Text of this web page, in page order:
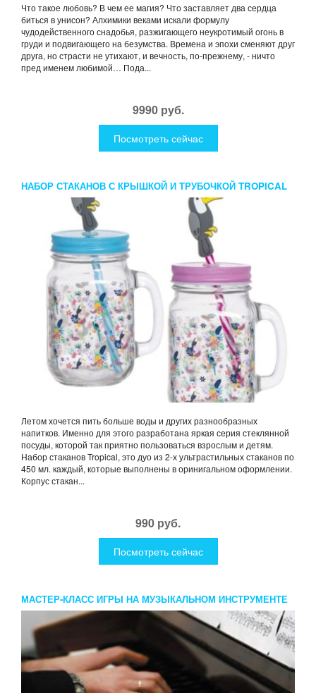
Что такое любовь? В чем ее магия? Что заставляет два сердца
биться в унисон? Алхимики веками искали формулу
чудодейственного снадобья, разжигающего неукротимый огонь в
груди и подвигающего на безумства. Времена и эпохи сменяют друг
друга, но страсти не утихают, и вечность, по-прежнему, - ничто
пред именем любимой… Пода...
9990 руб.
Посмотреть сейчас
НАБОР СТАКАНОВ С КРЫШКОЙ И ТРУБОЧКОЙ TROPICAL
Летом хочется пить больше воды и других разнообразных
напитков. Именно для этого разработана яркая серия стеклянной
посуды, которой так приятно пользоваться взрослым и детям.
Набор стаканов Tropical, это дуо из 2-х ультрастильных стаканов по
450 мл. каждый, которые выполнены в оринигальном оформлении.
Корпус стакан...
990 руб.
Посмотреть сейчас
МАСТЕР-КЛАСС ИГРЫ НА МУЗЫКАЛЬНОМ ИНСТРУМЕНТЕ
ДЛЯ ДВОИХ